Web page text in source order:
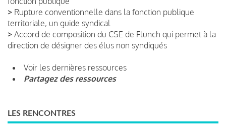
> Rupture conventionnelle dans la fonction publique
territoriale, un guide syndical
> Accord de composition du CSE de Flunch qui permet à la
direction de désigner des élus non syndiqués
Voir les dernières ressources
Partagez des ressources
LES RENCONTRES